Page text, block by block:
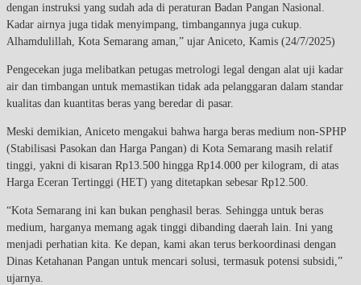
dengan instruksi yang sudah ada di peraturan Badan Pangan Nasional.
Kadar airnya juga tidak menyimpang, timbangannya juga cukup.
Alhamdulillah, Kota Semarang aman,” ujar Aniceto, Kamis (24/7/2025)
Pengecekan juga melibatkan petugas metrologi legal dengan alat uji kadar
air dan timbangan untuk memastikan tidak ada pelanggaran dalam standar
kualitas dan kuantitas beras yang beredar di pasar.
Meski demikian, Aniceto mengakui bahwa harga beras medium non-SPHP
(Stabilisasi Pasokan dan Harga Pangan) di Kota Semarang masih relatif
tinggi, yakni di kisaran Rp13.500 hingga Rp14.000 per kilogram, di atas
Harga Eceran Tertinggi (HET) yang ditetapkan sebesar Rp12.500.
“Kota Semarang ini kan bukan penghasil beras. Sehingga untuk beras
medium, harganya memang agak tinggi dibanding daerah lain. Ini yang
menjadi perhatian kita. Ke depan, kami akan terus berkoordinasi dengan
Dinas Ketahanan Pangan untuk mencari solusi, termasuk potensi subsidi,”
ujarnya.